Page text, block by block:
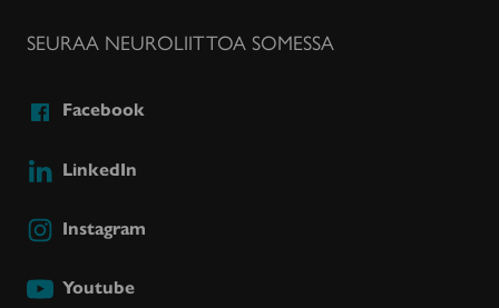
SEURAA NEUROLIITTOA SOMESSA
Facebook
LinkedIn
Instagram
Youtube